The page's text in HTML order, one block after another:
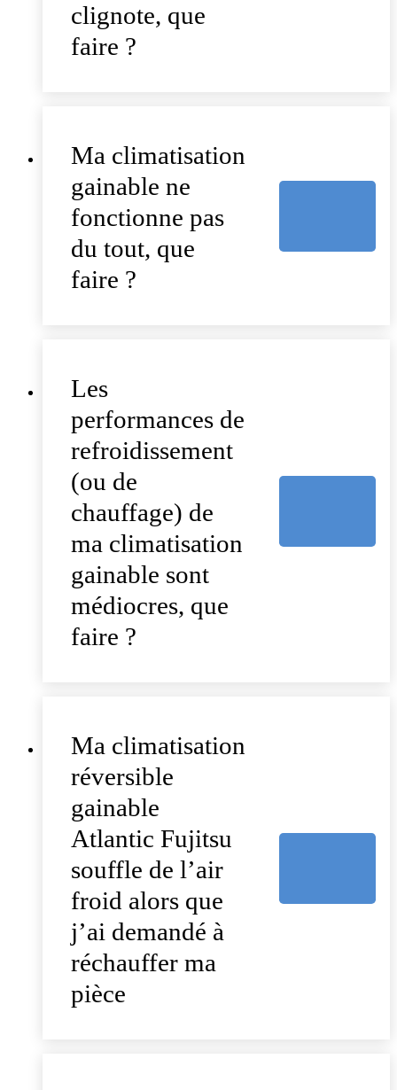
clignote, que
faire ?
Ma climatisation
gainable ne
fonctionne pas
du tout, que
faire ?
Les
performances de
refroidissement
(ou de
chauffage) de
ma climatisation
gainable sont
médiocres, que
faire ?
Ma climatisation
réversible
gainable
Atlantic Fujitsu
souffle de l’air
froid alors que
j’ai demandé à
réchauffer ma
pièce